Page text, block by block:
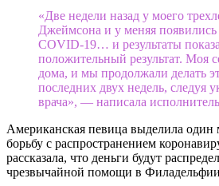
«Две недели назад у моего
Джеймсона и у меняя
COVID-19… и результаты
положительный результат. Моя
дома, и мы продолжали делать
последних двух недель, следуя
врача», — написала
Американская певица выделила один
борьбу с распространением
рассказала, что деньги будут
чрезвычайной помощи в